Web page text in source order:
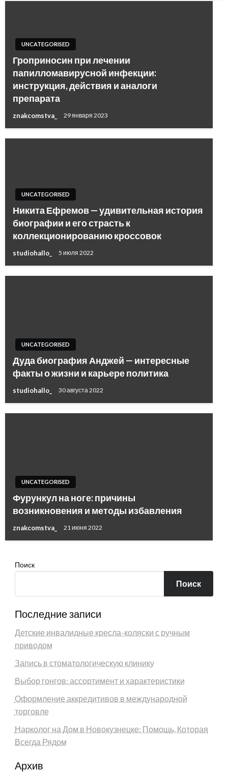
UNCATEGORISED
Гроприносин при лечении
папилломавирусной инфекции:
инструкция, действия и аналоги
препарата
znakcomstva_ 29 января 2023
UNCATEGORISED
Никита Ефремов — удивительная история
биографии и его страсть к
коллекционированию кроссовок
studiohallo_ 5 июля 2022
UNCATEGORISED
Дуда биография Анджей — интересные
факты о жизни и карьере политика
studiohallo_ 30 августа 2022
UNCATEGORISED
Фурункул на ноге: причины
возникновения и методы избавления
znakcomstva_ 21 июня 2022
Поиск
Поиск
Последние записи
Детские инвалидные кресла-коляски с ручным
приводом
Запись в стоматологическую клинику
Выбор гонгов: ассортимент и характеристики
Оформление аккредитивов в международной
торговле
Нарколог на Дом в Новокузнецке: Помощь, Которая
Всегда Рядом
Архив